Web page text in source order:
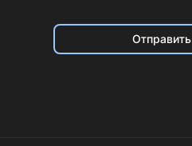
Отправить